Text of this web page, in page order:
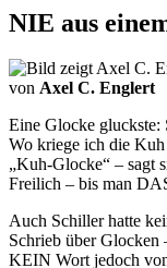
NIE aus
von Axel C. Englert
Eine Glocke
Wo kriege ich die Kuh
„Kuh-Glocke“ – sagt
Freilich – bis man
Auch Schiller hatte
Schrieb über Glocken
KEIN Wort jedoch